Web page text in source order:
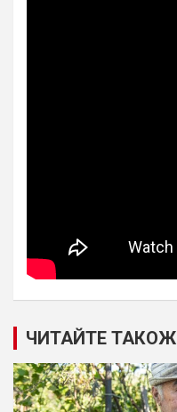
ЧИТАЙТЕ ТАКОЖ